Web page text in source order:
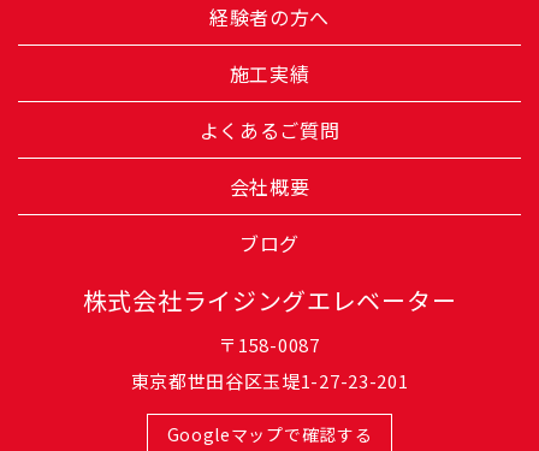
経験者の方へ
施工実績
よくあるご質問
会社概要
ブログ
株式会社ライジングエレベーター
〒158-0087
東京都世田谷区玉堤1-27-23-201
Googleマップで確認する